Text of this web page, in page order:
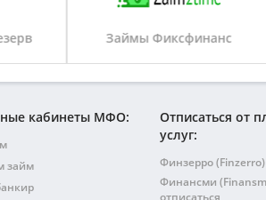
Займы Фиксфинанс
кабинеты МФО:
займ
Отписаться от
услуг:
Финзерро (Finzerro)
Финансми
отписаться